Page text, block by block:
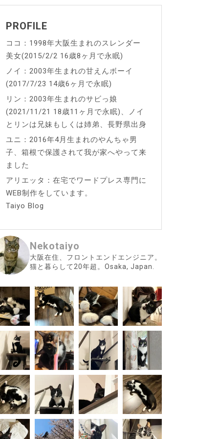
PROFILE
ココ：1998年大阪生まれのスレンダー
美女(2015/2/2 16歳8ヶ月で永眠)
ノイ：2003年生まれの甘えんボーイ
(2017/7/23 14歳6ヶ月で永眠)
リン：2003年生まれのサビっ娘
(2021/11/21 18歳11ヶ月で永眠)、ノイ
とリンは兄妹もしくは姉弟、長野県出身
ユニ：2016年4月生まれのやんちゃ男
子、箱根で保護されて我が家へやって来
ました
アリエッタ：在宅でワードプレス専門に
WEB制作をしています。
Taiyo Blog
Nekotaiyo
大阪在住、フロントエンドエンジニア。
猫と暮らして20年超。Osaka, Japan.